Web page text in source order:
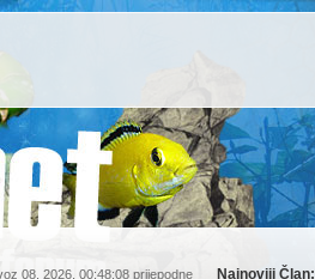
08, 2026, 00:48:08 prijepodne Najnoviji Član: